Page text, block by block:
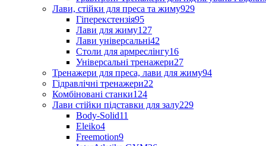
Лави, стійки для преса та жиму929
Гіперекстензія95
Лави для жиму127
Лави універсальні42
Столи для армреслінгу16
Універсальні тренажери27
Тренажери для преса, лави для жиму94
Гідравлічні тренажери22
Комбіновані станки124
Лави стійки підставки для залу229
Body-Solid11
Eleiko4
Freemotion9